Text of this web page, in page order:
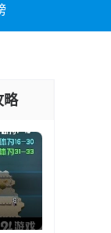
略